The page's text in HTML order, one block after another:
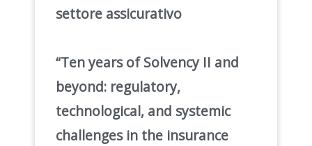
settore assicurativo
“Ten years of Solvency II and
beyond: regulatory,
technological, and systemic
challenges in the insurance